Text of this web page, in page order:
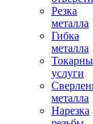
Резка
металла
Гибка
металла
услуги
металла
Нарезка